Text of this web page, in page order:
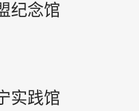
纪念馆
实践馆